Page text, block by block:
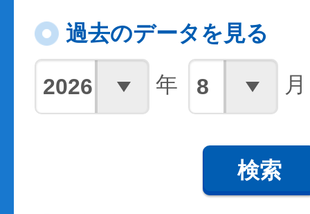
過去のデータを見る
年 月
検索